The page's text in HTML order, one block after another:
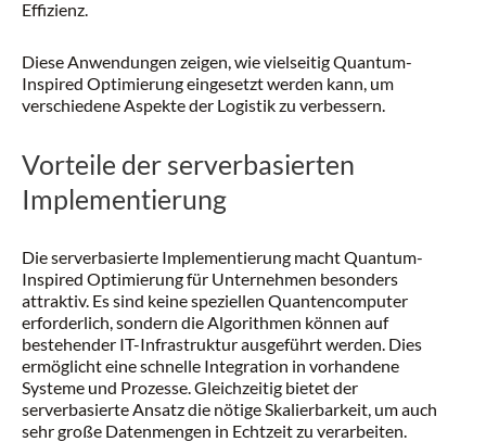
Effizienz.
Diese Anwendungen zeigen, wie vielseitig Quantum-
Inspired Optimierung eingesetzt werden kann, um
verschiedene Aspekte der Logistik zu verbessern.
Vorteile der serverbasierten
Implementierung
Die serverbasierte Implementierung macht Quantum-
Inspired Optimierung für Unternehmen besonders
attraktiv. Es sind keine speziellen Quantencomputer
erforderlich, sondern die Algorithmen können auf
bestehender IT-Infrastruktur ausgeführt werden. Dies
ermöglicht eine schnelle Integration in vorhandene
Systeme und Prozesse. Gleichzeitig bietet der
serverbasierte Ansatz die nötige Skalierbarkeit, um auch
sehr große Datenmengen in Echtzeit zu verarbeiten.